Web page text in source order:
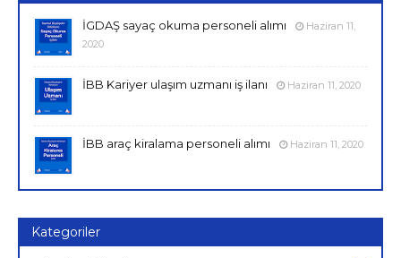
İGDAŞ sayaç okuma personeli alımı
Haziran 11,
2020
İBB Kariyer ulaşım uzmanı iş ilanı Haziran 11, 2020
İBB araç kiralama personeli alımı Haziran 11, 2020
Kategoriler